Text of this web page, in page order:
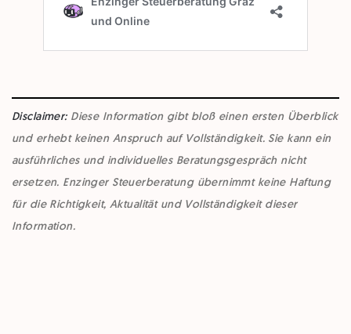
Disclaimer: Diese Information gibt bloß einen ersten Überblick
und erhebt keinen Anspruch auf Vollständigkeit. Sie kann ein
ausführliches und individuelles Beratungsgespräch nicht
ersetzen. Enzinger Steuerberatung übernimmt keine Haftung
für die Richtigkeit, Aktualität und Vollständigkeit dieser
Information.